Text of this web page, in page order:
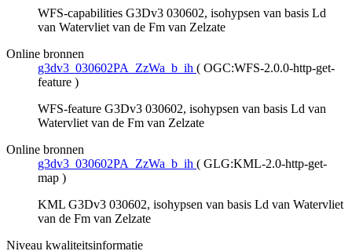
WFS-capabilities G3Dv3 030602, isohypsen van basis Ld
van Watervliet van de Fm van Zelzate
Online bronnen
g3dv3_030602PA_ZzWa_b_ih ( OGC:WFS-2.0.0-http-get-
feature )
WFS-feature G3Dv3 030602, isohypsen van basis Ld van
Watervliet van de Fm van Zelzate
Online bronnen
g3dv3_030602PA_ZzWa_b_ih ( GLG:KML-2.0-http-get-
map )
KML G3Dv3 030602, isohypsen van basis Ld van Watervliet
van de Fm van Zelzate
Niveau kwaliteitsinformatie